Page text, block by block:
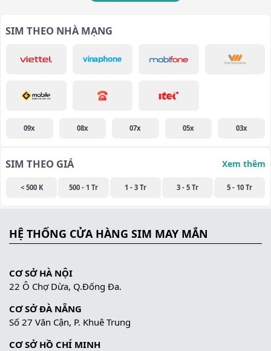
SIM THEO NHÀ MẠNG
09x 08x 07x 05x 03x
SIM THEO GIÁ Xem thêm
< 500 K 500 - 1 Tr 1 - 3 Tr 3 - 5 Tr 5 - 10 Tr
HỆ THỐNG CỬA HÀNG SIM MAY MẮN
CƠ SỞ HÀ NỘI
22 Ô Chợ Dừa, Q.Đống Đa.
CƠ SỞ ĐÀ NẴNG
Số 27 Văn Cận, P. Khuê Trung
CƠ SỞ HỒ CHÍ MINH